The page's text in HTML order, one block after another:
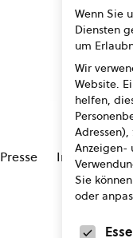
Presse Impressum
Wenn Sie
Diensten
um
Wir
Website.
helfen,
Anzeigen-
Sie
oder